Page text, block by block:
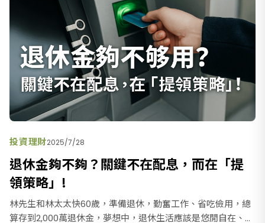
投資理財2025/7/28
退休金夠不夠？關鍵不在配息，而在「提
領策略」!
林先生和林太太快60歲，準備退休，勤奮工作、省吃儉用，總
算存到2,000萬退休金，夢想中，退休生活應該是悠閒自在、旅